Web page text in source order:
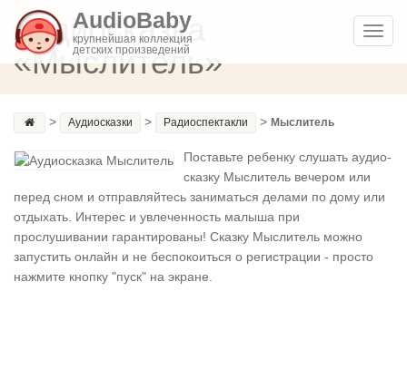
AudioBaby
крупнейшая коллекция
детских произведений
Аудиосказка
«Мыслитель»
> Аудиосказки > Радиоспектакли > Мыслитель
Поставьте ребенку слушать аудио-
сказку Мыслитель вечером или
перед сном и отправляйтесь заниматься делами по дому или
отдыхать. Интерес и увлеченность малыша при
прослушивании гарантированы! Сказку Мыслитель можно
запустить онлайн и не беспокоиться о регистрации - просто
нажмите кнопку "пуск" на экране.